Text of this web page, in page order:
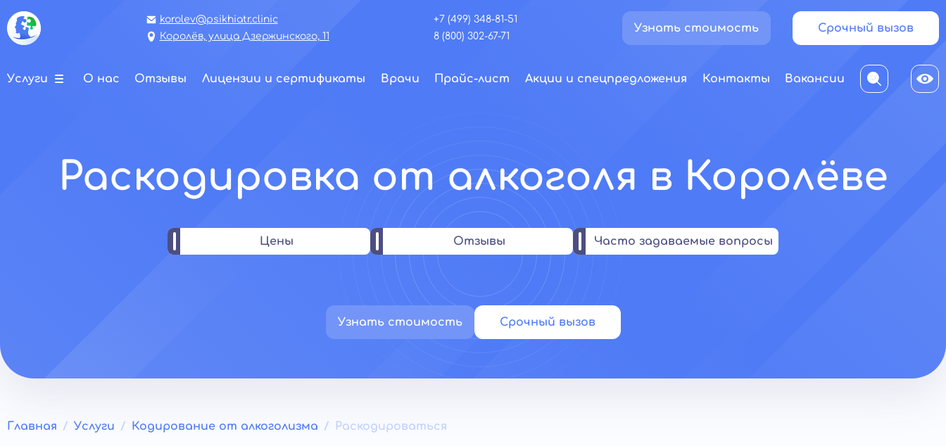
korolev@psikhiatr.clinic
Королёв, улица Дзержинского, 11
+7 (499) 348-81-51
8 (800) 302-67-71
Узнать стоимость Срочный вызов
Услуги О нас Отзывы Лицензии и сертификаты Врачи Прайс-лист Акции и спецпредложения Контакты Вакансии
Раскодировка от алкоголя в Королёве
Цены Отзывы Часто задаваемые вопросы
Узнать стоимость Срочный вызов
Главная Услуги Кодирование от алкоголизма Раскодироваться